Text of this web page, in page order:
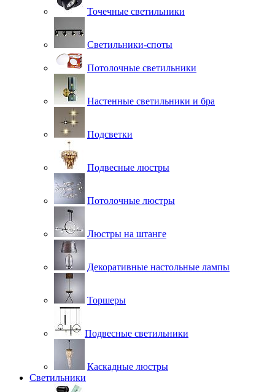
Точечные светильники
Светильники-споты
Потолочные светильники
Настенные светильники и бра
Подсветки
Подвесные люстры
Потолочные люстры
Люстры на штанге
Декоративные настольные лампы
Торшеры
Подвесные светильники
Каскадные люстры
Светильники